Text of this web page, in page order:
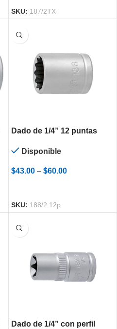
SKU: 187/2TX
Dado de 1/4” 12 puntas
Disponible
$43.00 – $60.00
SKU: 188/2 12p
Dado de 1/4” con perfil